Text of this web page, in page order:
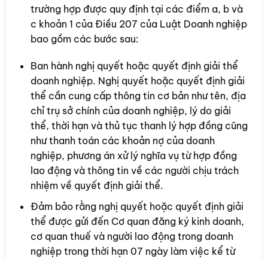
trường hợp được quy định tại các điểm a, b và
c khoản 1 của Điều 207 của Luật Doanh nghiệp
bao gồm các bước sau:
Ban hành nghị quyết hoặc quyết định giải thể
doanh nghiệp. Nghị quyết hoặc quyết định giải
thể cần cung cấp thông tin cơ bản như tên, địa
chỉ trụ sở chính của doanh nghiệp, lý do giải
thể, thời hạn và thủ tục thanh lý hợp đồng cũng
như thanh toán các khoản nợ của doanh
nghiệp, phương án xử lý nghĩa vụ từ hợp đồng
lao động và thông tin về các người chịu trách
nhiệm về quyết định giải thể.
Đảm bảo rằng nghị quyết hoặc quyết định giải
thể được gửi đến Cơ quan đăng ký kinh doanh,
cơ quan thuế và người lao động trong doanh
nghiệp trong thời hạn 07 ngày làm việc kể từ